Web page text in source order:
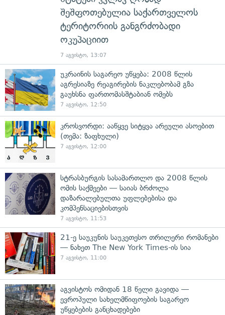
შეშფოთებულია საქართველოს
ტერიტორიის განგრძობადი
ოკუპაციით
7 აგვისტო, 13:07
უკრაინის საგარეო უწყება: 2008 წლის
აგრესიაზე რეაგირების ნაკლებობამ გზა
გაუხსნა ფართომასშტაბიან ომებს
7 აგვისტო, 12:50
კროსვორდი: ააწყვე სიტყვა არეული ასოებით
(თემა: ზაფხული)
7 აგვისტო, 12:00
სტრასბურგის სასამართლო და 2008 წლის
ომის საქმეები — საიას ბრძოლა
დაზარალებულთა უფლებებისა და
კომპენსაციებისთვის
7 აგვისტო, 11:53
21-ე საუკუნის საუკეთესო თრილერი რომანები
— ნახეთ The New York Times-ის სია
7 აგვისტო, 11:00
აგვისტოს ომიდან 18 წელი გავიდა —
ევროპული სახელმწიფოების საგარეო
უწყებების განცხადებები